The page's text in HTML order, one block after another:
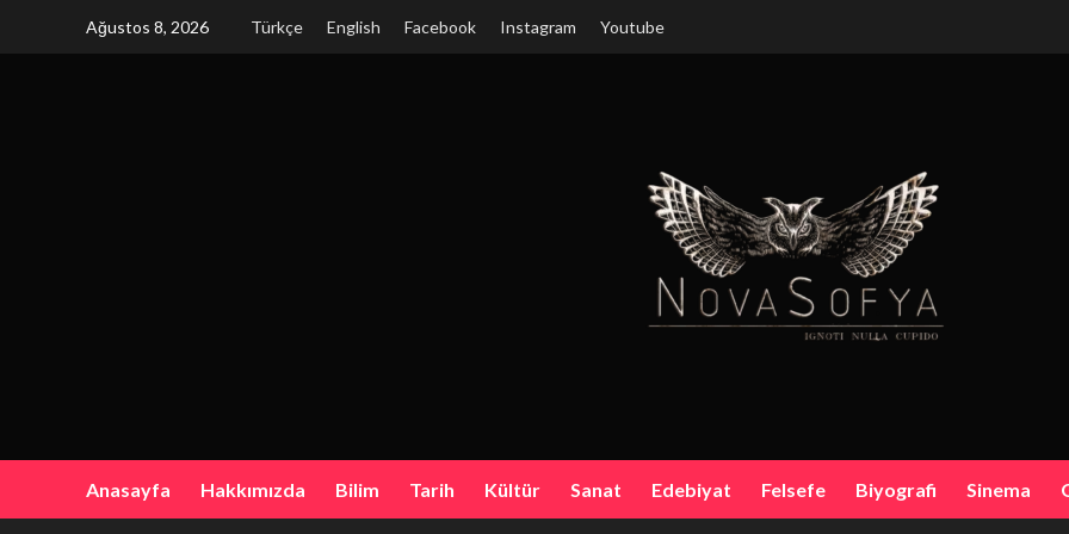
Ağustos 8, 2026 Türkçe English Facebook Instagram Youtube
Anasayfa Hakkımızda Bilim Tarih Kültür Sanat Edebiyat Felsefe Biyografi Sinema